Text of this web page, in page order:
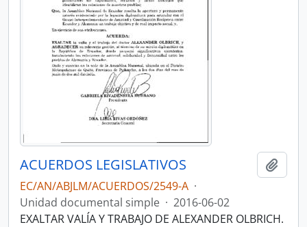
ACUERDOS LEGISLATIVOS
EC/AN/ABJLM/ACUERDOS/2549-A ·
Unidad documental simple · 2016-06-02
EXALTAR VALÍA Y TRABAJO DE ALEXANDER OLBRICH.